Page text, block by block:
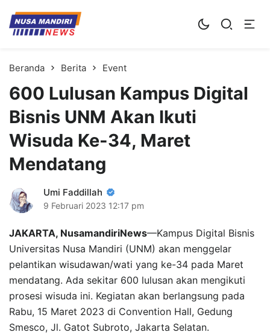
Kampus Digital Bisnis
Universitas Nusa Mandiri
Beranda Berita Event
600 Lulusan Kampus Digital
Bisnis UNM Akan Ikuti
Wisuda Ke-34, Maret
Mendatang
Umi Faddillah
9 Februari 2023 12:17 pm
JAKARTA, NusamandiriNews—Kampus Digital Bisnis
Universitas Nusa Mandiri (UNM) akan menggelar
pelantikan wisudawan/wati yang ke-34 pada Maret
mendatang. Ada sekitar 600 lulusan akan mengikuti
prosesi wisuda ini. Kegiatan akan berlangsung pada
Rabu, 15 Maret 2023 di Convention Hall, Gedung
Smesco, Jl. Gatot Subroto, Jakarta Selatan.